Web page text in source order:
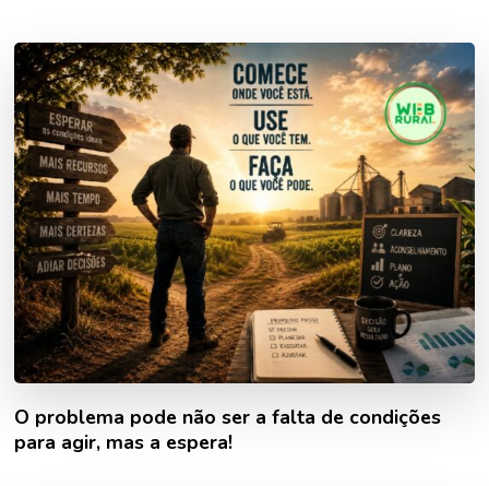
O problema pode não ser a falta de condições
para agir, mas a espera!